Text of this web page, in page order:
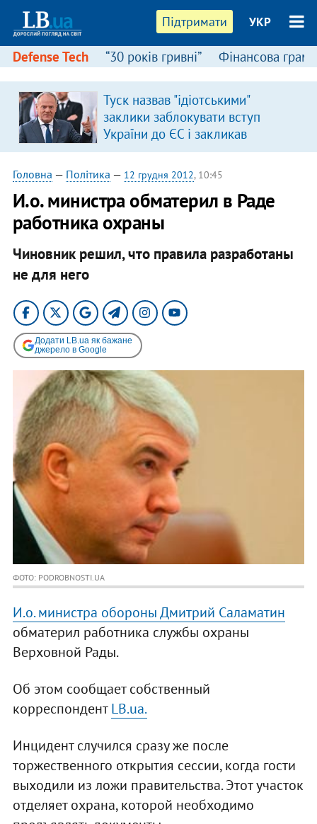
Підтримати УКР
Defense Tech “30 років гривні” Фінансова
Туск назвав "ідіотськими"
заклики заблокувати вступ
України до ЄС і закликав
припинити антиукраїнську
риторику
Головна — Політика — 12 грудня 2012, 10:45
И.о. министра обматерил в Раде
работника охраны
Чиновник решил, что правила разработаны
не для него
Додати LB.ua як бажане
джерело в Google
ФОТО: PODROBNOSTI.UA
И.о. министра обороны Дмитрий Саламатин
обматерил работника службы охраны
Верховной Рады.
Об этом сообщает собственный
корреспондентLB.ua.
Инцидент случился сразу же после
торжественного открытия сессии, когда гости
выходили из ложи правительства. Этот участок
отделяет охрана, которой необходимо